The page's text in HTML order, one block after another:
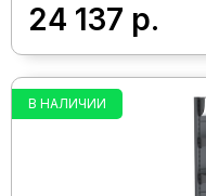
24 137 р.
В НАЛИЧИИ